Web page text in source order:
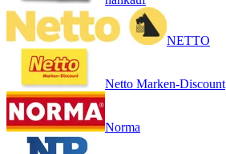
NETTO
Netto Marken-Discount
Norma